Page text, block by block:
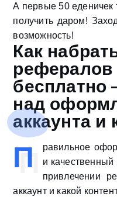
А первые 50 еденичек
получить даром!
возможность!
Как
рефералов
бесплатно
над
аккаунта и
П
равильное
и качественный
привлечении
аккаунт и какой